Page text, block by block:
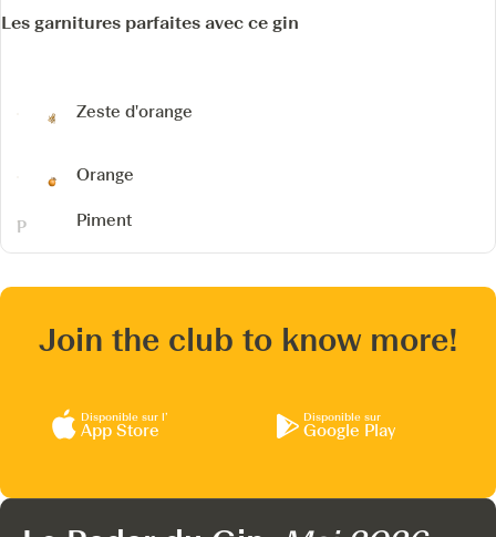
Les garnitures parfaites avec ce gin
Zeste d'orange
Orange
Piment
Join the club to know more!
Disponible sur l’
App Store
Disponible sur
Google Play